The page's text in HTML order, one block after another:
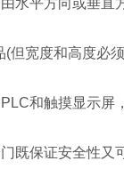
平方向或垂直
宽度和高度必须
和触摸显示屏，
保证安全性又